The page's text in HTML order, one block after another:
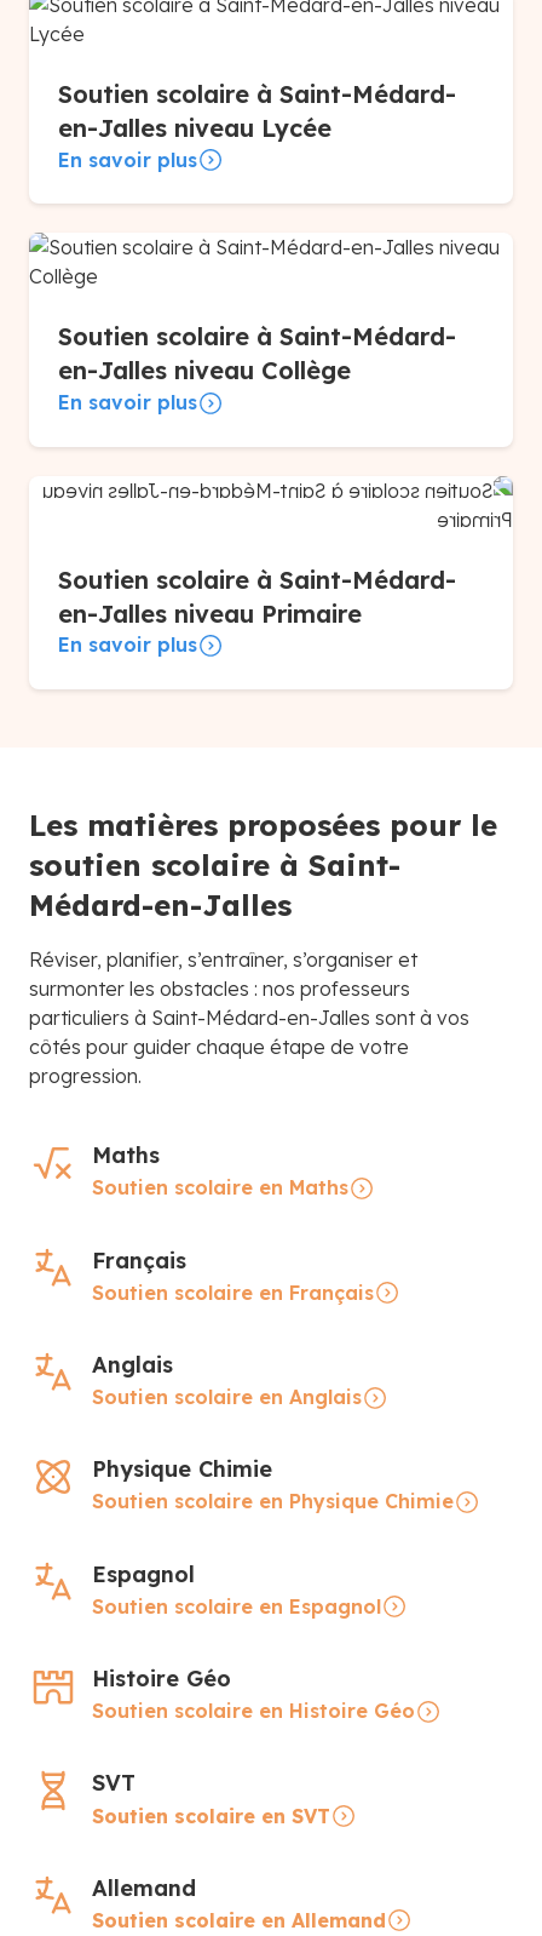
Soutien scolaire à Saint-Médard-
en-Jalles niveau Lycée
En savoir plus
Soutien scolaire à Saint-Médard-
en-Jalles niveau Collège
En savoir plus
Soutien scolaire à Saint-Médard-
en-Jalles niveau Primaire
En savoir plus
Les matières proposées pour le
soutien scolaire à Saint-
Médard-en-Jalles
Réviser, planifier, s’entraîner, s’organiser et
surmonter les obstacles : nos professeurs
particuliers à Saint-Médard-en-Jalles sont à vos
côtés pour guider chaque étape de votre
progression.
Maths
Soutien scolaire en Maths
Français
Soutien scolaire en Français
Anglais
Soutien scolaire en Anglais
Physique Chimie
Soutien scolaire en Physique Chimie
Espagnol
Soutien scolaire en Espagnol
Histoire Géo
Soutien scolaire en Histoire Géo
SVT
Soutien scolaire en SVT
Allemand
Soutien scolaire en Allemand